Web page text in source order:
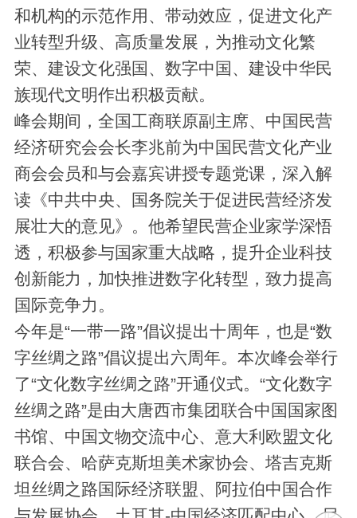
和机构的示范作用、带动效应，促进文化产
业转型升级、高质量发展，为推动文化繁
荣、建设文化强国、数字中国、建设中华民
族现代文明作出积极贡献。
峰会期间，全国工商联原副主席、中国民营
经济研究会会长李兆前为中国民营文化产业
商会会员和与会嘉宾讲授专题党课，深入解
读《中共中央、国务院关于促进民营经济发
展壮大的意见》。他希望民营企业家学深悟
透，积极参与国家重大战略，提升企业科技
创新能力，加快推进数字化转型，致力提高
国际竞争力。
今年是“一带一路”倡议提出十周年，也是“数
字丝绸之路”倡议提出六周年。本次峰会举行
了“文化数字丝绸之路”开通仪式。“文化数字
丝绸之路”是由大唐西市集团联合中国国家图
书馆、中国文物交流中心、意大利欧盟文化
联合会、哈萨克斯坦美术家协会、塔吉克斯
坦丝绸之路国际经济联盟、阿拉伯中国合作